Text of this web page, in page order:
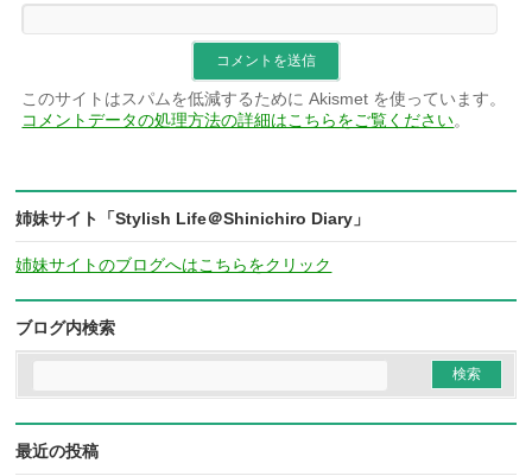
このサイトはスパムを低減するために Akismet を使っています。
コメントデータの処理方法の詳細はこちらをご覧ください。
姉妹サイト「Stylish Life＠Shinichiro Diary」
姉妹サイトのブログへはこちらをクリック
ブログ内検索
最近の投稿